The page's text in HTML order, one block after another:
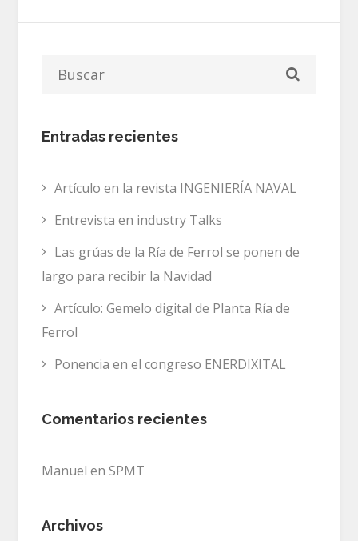
Entradas recientes
Artículo en la revista INGENIERÍA NAVAL
Entrevista en industry Talks
Las grúas de la Ría de Ferrol se ponen de
largo para recibir la Navidad
Artículo: Gemelo digital de Planta Ría de
Ferrol
Ponencia en el congreso ENERDIXITAL
Comentarios recientes
Manuel enSPMT
Archivos